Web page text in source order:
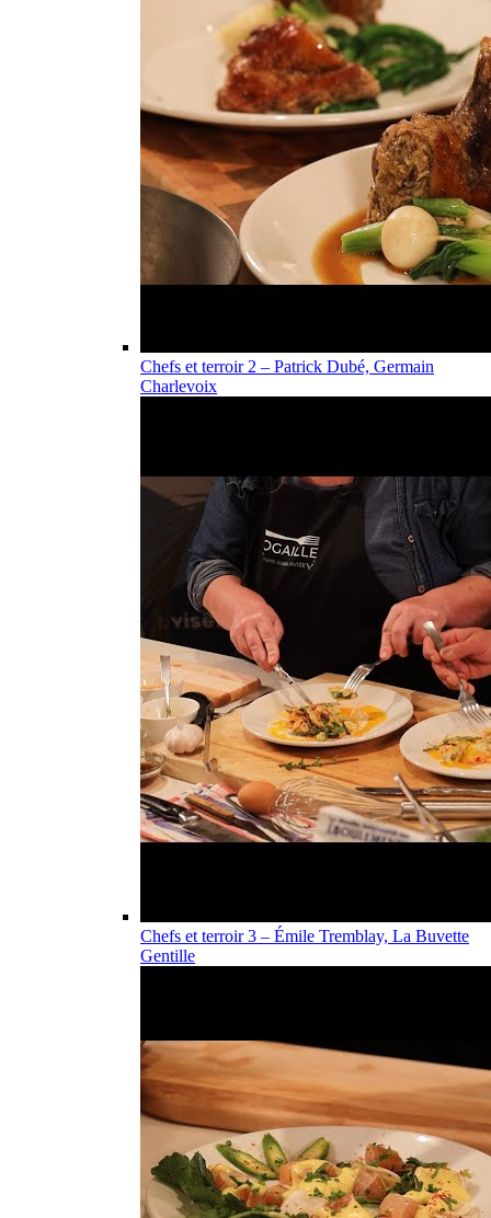
Chefs et terroir 2 – Patrick Dubé, Germain
Charlevoix
Chefs et terroir 3 – Émile Tremblay, La Buvette
Gentille